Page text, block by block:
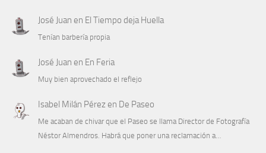
José Juan en El Tiempo deja Huella
Tenían barbería propia
José Juan en En Feria
Muy bien aprovechado el reflejo
Isabel Milán Pérezen De Paseo
Me acaban de chivar que el Paseo se llama Director de Fotografía
Néstor Almendros. Habrá que poner una reclamación a…